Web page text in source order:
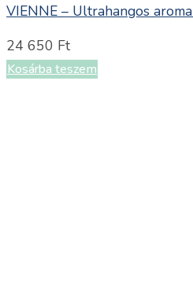
VIENNE – Ultrahangos
24 650 Ft
Kosárba teszem